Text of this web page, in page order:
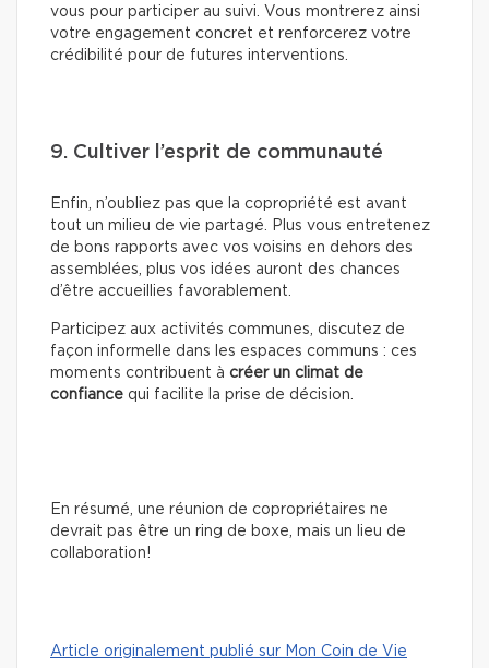
vous pour participer au suivi. Vous montrerez ainsi
votre engagement concret et renforcerez votre
crédibilité pour de futures interventions.
9. Cultiver l’esprit de communauté
Enfin, n’oubliez pas que la copropriété est avant
tout un milieu de vie partagé. Plus vous entretenez
de bons rapports avec vos voisins en dehors des
assemblées, plus vos idées auront des chances
d’être accueillies favorablement.
Participez aux activités communes, discutez de
façon informelle dans les espaces communs : ces
moments contribuent à créer un climat de
confiance qui facilite la prise de décision.
En résumé, une réunion de copropriétaires ne
devrait pas être un ring de boxe, mais un lieu de
collaboration!
Article originalement publié sur Mon Coin de Vie